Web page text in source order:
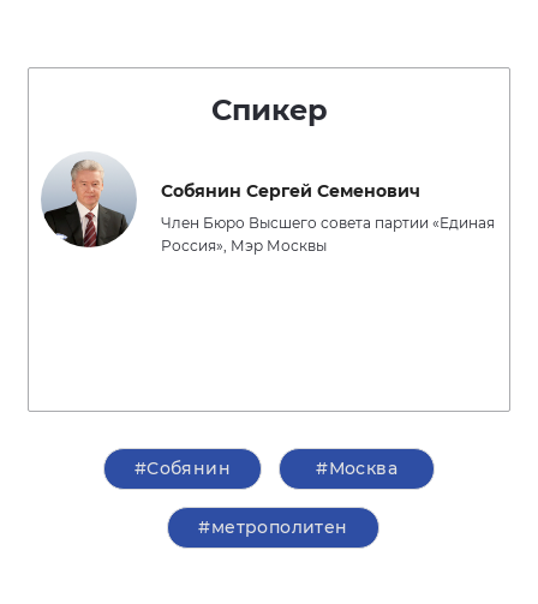
Спикер
Собянин Сергей Семенович
Член Бюро Высшего совета партии «Единая
Россия», Мэр Москвы
#Собянин #Москва
#метрополитен